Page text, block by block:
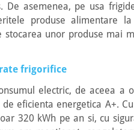
De asemenea, pe usa
produse alimentare la
unor produse mai
frigorifice
electric, de aceea a
eficienta energetica A+.
320 kWh pe an si, cu